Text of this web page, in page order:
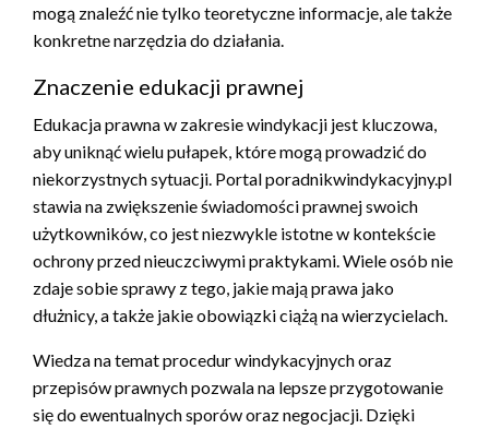
mogą znaleźć nie tylko teoretyczne informacje, ale także
konkretne narzędzia do działania.
Znaczenie edukacji prawnej
Edukacja prawna w zakresie windykacji jest kluczowa,
aby uniknąć wielu pułapek, które mogą prowadzić do
niekorzystnych sytuacji. Portal poradnikwindykacyjny.pl
stawia na zwiększenie świadomości prawnej swoich
użytkowników, co jest niezwykle istotne w kontekście
ochrony przed nieuczciwymi praktykami. Wiele osób nie
zdaje sobie sprawy z tego, jakie mają prawa jako
dłużnicy, a także jakie obowiązki ciążą na wierzycielach.
Wiedza na temat procedur windykacyjnych oraz
przepisów prawnych pozwala na lepsze przygotowanie
się do ewentualnych sporów oraz negocjacji. Dzięki